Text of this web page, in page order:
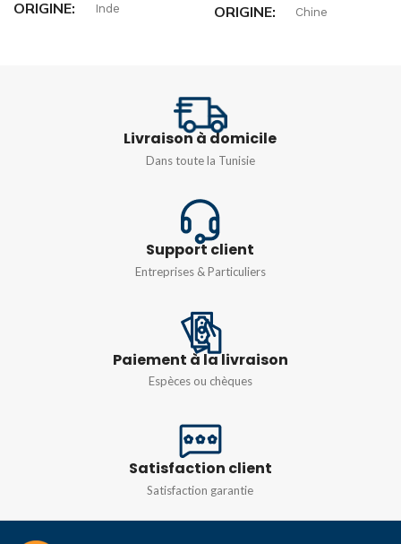
ORIGINE Inde ORIGINE Chine
PUISSANCE
TENSION
Monophasé 230v
380v
Livraison à domicile
Dans toute la Tunisie
Support client
Entreprises & Particuliers
Paiement à la livraison
Espèces ou chèques
Satisfaction client
Satisfaction garantie